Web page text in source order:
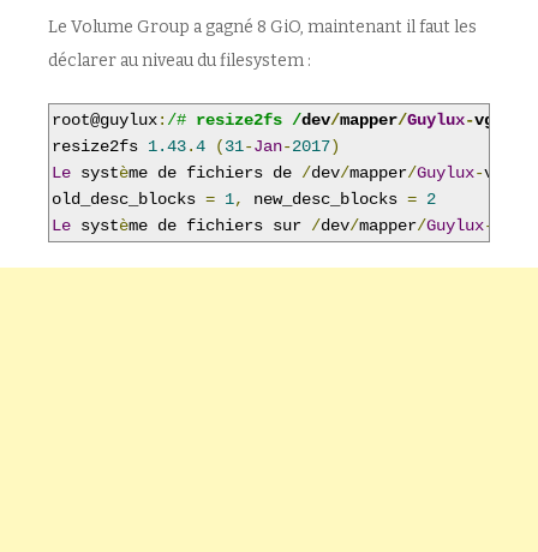
Le Volume Group a gagné 8 GiO, maintenant il faut les
déclarer au niveau du filesystem :
root@guylux: /# resize2fs /dev/mapper/Guylux-vg
resize2fs 1.43.4 (31-Jan-2017)
Le système de fichiers de /dev/mapper/Guylux-vg
old_desc_blocks = 1, new_desc_blocks = 2
Le système de fichiers sur /dev/mapper/Guylux-